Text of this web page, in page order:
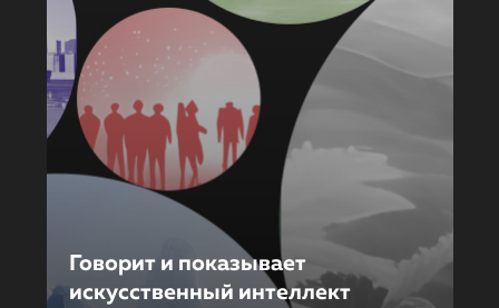
Говорит и показывает
искусственный интеллект